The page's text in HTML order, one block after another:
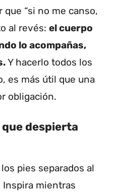
“si no me canso,
al revés: el cuerpo
lo acompañas,
Y hacerlo todos los
es más útil que una
obligación.
despierta
pies separados al
Inspira mientras